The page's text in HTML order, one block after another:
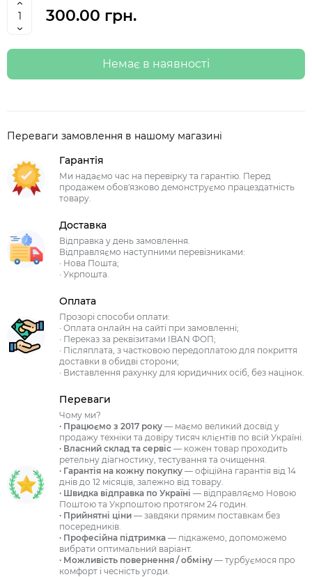
300.00 грн.
Немає в наявності
Переваги замовлення в нашому магазині
Гарантія
Ми надаємо час на перевірку та гарантію. Перед
продажем обов'язково демонструємо працездатність
товару.
Доставка
Відправка у день замовлення.
Відправляємо наступними перевізниками:
· Нова Пошта;
· Укрпошта.
Оплата
Прозорі способи оплати:
· Оплата онлайн на сайті при замовленні;
· Переказ за реквізитами IBAN ФОП;
· Післяплата, з частковою передоплатою для покриття
доставки в обидві сторони;
· Виставлення рахунку для юридичних осіб, без націнок.
Переваги
Чому ми?
· Працюємо з 2017 року — маємо великий досвід у
продажу техніки та довіру тисяч клієнтів по всій Україні.
· Власний склад та сервіс — кожен товар проходить
ретельну діагностику, тестування та очищення.
· Гарантія на кожну покупку — офіційна гарантія від 14
днів до 12 місяців, залежно від товару.
· Швидка відправка по Україні — відправляємо Новою
Поштою та Укрпоштою протягом 24 годин.
· Прийнятні ціни — завдяки прямим поставкам без
посередників.
· Професійна підтримка — підкажемо, допоможемо
вибрати оптимальний варіант.
· Можливість повернення / обміну — турбуємося про
комфорт і чесність угоди.